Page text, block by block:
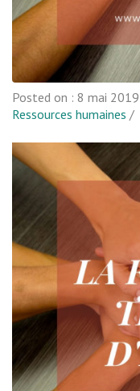
Posted on : 8 mai 2019
Ressources humaines /